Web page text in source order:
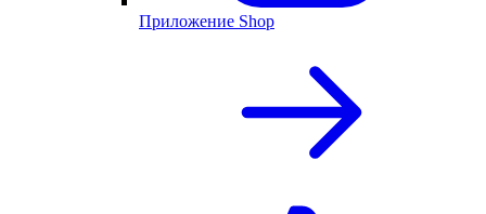
Приложение Shop